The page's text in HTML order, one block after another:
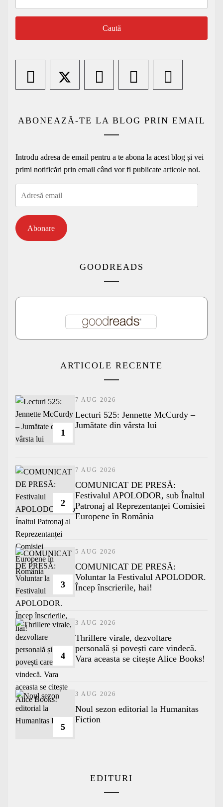
ABONEAZĂ-TE LA BLOG PRIN EMAIL
Introdu adresa de email pentru a te abona la acest blog și vei
primi notificări prin email când vor fi publicate articole noi.
Abonare
GOODREADS
ARTICOLE RECENTE
1
7 AUG 2026
Lecturi 525: Jennette McCurdy –
Jumătate din vârsta lui
2
7 AUG 2026
COMUNICAT DE PRESĂ:
Festivalul APOLODOR, sub Înaltul
Patronaj al Reprezentanței Comisiei
Europene în România
3
5 AUG 2026
COMUNICAT DE PRESĂ:
Voluntar la Festivalul APOLODOR.
Încep înscrierile, hai!
4
3 AUG 2026
Thrillere virale, dezvoltare
personală și povești care vindecă.
Vara aceasta se citește Alice Books!
5
3 AUG 2026
​Noul sezon editorial la Humanitas
Fiction
EDITURI